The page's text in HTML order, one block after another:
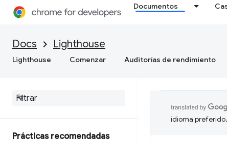
Documentos
Docs Lighthouse
Lighthouse Comenzar Auditorías de rendimiento
Prácticas recomendadas
idioma